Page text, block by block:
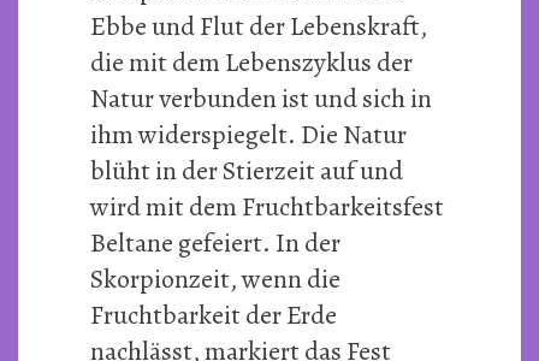
Ebbe und Flut der Lebenskraft,
die mit dem Lebenszyklus der
Natur verbunden ist und sich in
ihm widerspiegelt. Die Natur
blüht in der Stierzeit auf und
wird mit dem Fruchtbarkeitsfest
Beltane gefeiert. In der
Skorpionzeit, wenn die
Fruchtbarkeit der Erde
nachlässt, markiert das Fest